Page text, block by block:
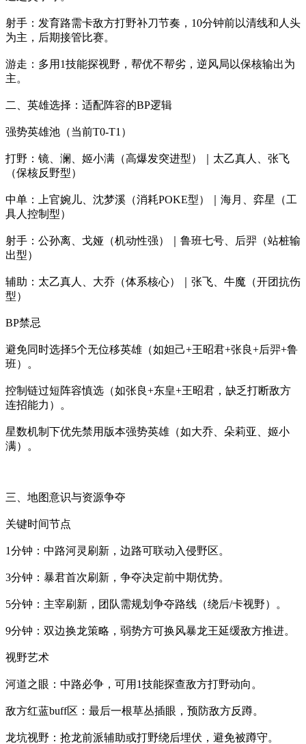
射手：发育路需卡敌方打野补刀节奏，10分钟前以清线和人头
为主，后期接管比赛。
游走：多用1技能探视野，帮优不帮劣，逆风局以保核输出为
主。
二、英雄选择：适配阵容的BP逻辑
强势英雄池（当前T0-T1）
打野：镜、澜、姬小满（高爆发突进型）｜太乙真人、张飞
（保核反野型）
中单：上官婉儿、沈梦溪（消耗POKE型）｜海月、弈星（工
具人控制型）
射手：公孙离、戈娅（机动性强）｜鲁班七号、后羿（站桩输
出型）
辅助：太乙真人、大乔（体系核心）｜张飞、牛魔（开团抗伤
型）
BP禁忌
避免同时选择5个无位移英雄（如妲己+王昭君+张良+后羿+鲁
班）。
控制链过短阵容慎选（如张良+东皇+王昭君，缺乏打断敌方
连招能力）。
星数机制下优先禁用版本强势英雄（如大乔、朵莉亚、姬小
满）。
三、地图意识与资源争夺
关键时间节点
1分钟：中路河灵刷新，边路可联动入侵野区。
3分钟：暴君首次刷新，争夺决定前中期优势。
5分钟：主宰刷新，团队需规划争夺路线（绕后/卡视野）。
9分钟：双边换龙策略，弱势方可换风暴龙王延缓敌方推进。
视野艺术
河道之眼：中路必争，可用1技能探查敌方打野动向。
敌方红蓝buff区：最后一根草丛插眼，预防敌方反蹲。
龙坑视野：抢龙前派辅助或打野绕后埋伏，避免被蹲守。